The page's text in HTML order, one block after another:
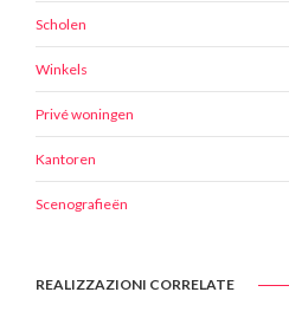
Scholen
Winkels
Privé woningen
Kantoren
Scenografieën
REALIZZAZIONI CORRELATE